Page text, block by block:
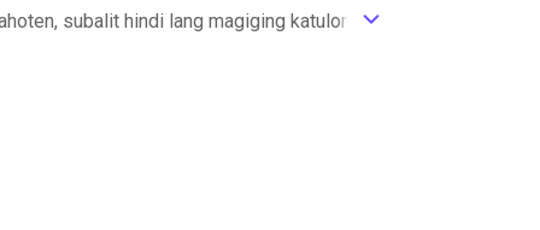
subalit hindi lang magiging katulong
niya apat na taon ng nakararaan.
ic_default